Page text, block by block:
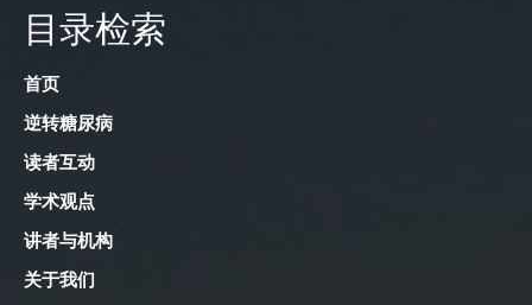
目录检索
首页
逆转糖尿病
读者互动
学术观点
讲者与机构
关于我们